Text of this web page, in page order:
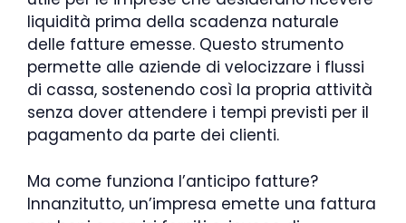
liquidità prima della scadenza naturale
delle fatture emesse. Questo strumento
permette alle aziende di velocizzare i flussi
di cassa, sostenendo così la propria attività
senza dover attendere i tempi previsti per il
pagamento da parte dei clienti.
Ma come funziona l’anticipo fatture?
Innanzitutto, un’impresa emette una fattura